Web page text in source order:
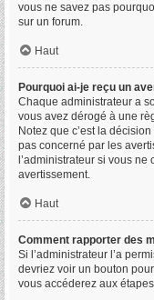
vous ne savez pas
sur un forum.
Haut
Pourquoi ai-je reçu un
Chaque administrateur a
vous avez dérogé à une
Notez que c’est la
pas concerné par les
l’administrateur si vous
avertissement.
Haut
Comment rapporter des
Si l’administrateur l’a
devriez voir un bouton
vous accéderez aux